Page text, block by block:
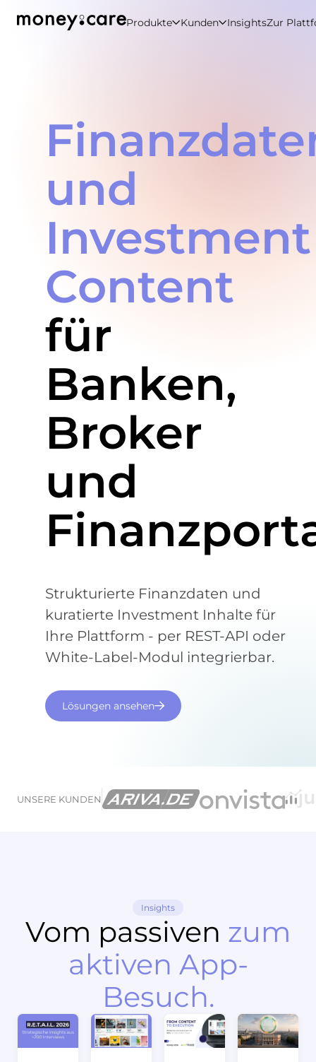
Produkte Kunden InsightsZur
und
Investment
Content
für
Banken,
Broker
und
Strukturierte Finanzdaten und
kuratierte Investment Inhalte für
Ihre Plattform - per REST-API oder
White-Label-Modul integrierbar.
Lösungen ansehen
UNSERE KUNDEN
Insights
Vom passiven zum
aktiven App-
Besuch.